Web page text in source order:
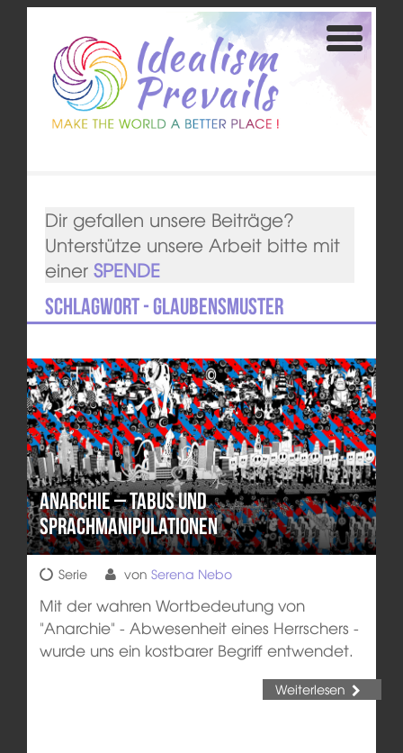
Dir gefallen unsere Beiträge?
Unterstütze unsere Arbeit bitte mit
einer SPENDE
Schlagwort - Glaubensmuster
Anarchie – Tabus und
Sprachmanipulationen
Serie von Serena Nebo
Mit der wahren Wortbedeutung von
"Anarchie" - Abwesenheit eines Herrschers -
wurde uns ein kostbarer Begriff entwendet.
Weiterlesen